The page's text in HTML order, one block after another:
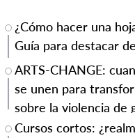
¿Cómo hacer una
Guía para destacar
ARTS-CHANGE:
se unen para
sobre la violencia de
Cursos cortos: